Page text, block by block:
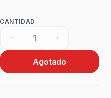
CANTIDAD
Agotado